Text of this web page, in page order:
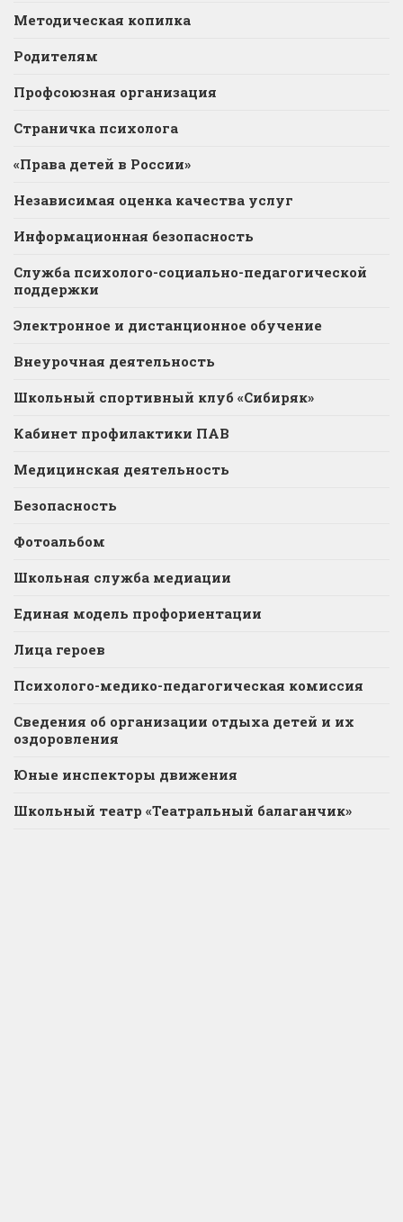
Методическая копилка
Родителям
Профсоюзная организация
Страничка психолога
«Права детей в России»
Независимая оценка качества услуг
Информационная безопасность
Служба психолого-социально-педагогической
поддержки
Электронное и дистанционное обучение
Внеурочная деятельность
Школьный спортивный клуб «Сибиряк»
Кабинет профилактики ПАВ
Медицинская деятельность
Безопасность
Фотоальбом
Школьная служба медиации
Единая модель профориентации
Лица героев
Психолого-медико-педагогическая комиссия
Сведения об организации отдыха детей и их
оздоровления
Юные инспекторы движения
Школьный театр «Театральный балаганчик»